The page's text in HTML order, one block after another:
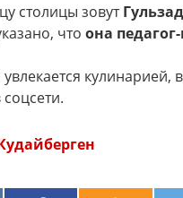
столицы зовут
что она
кулинарией,